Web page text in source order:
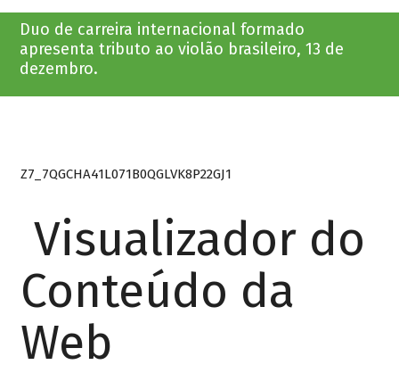
Duo de carreira internacional formado
apresenta tributo ao violão brasileiro, 13 de
dezembro.
Z7_7QGCHA41L071B0QGLVK8P22GJ1
Visualizador do
Conteúdo da
Web